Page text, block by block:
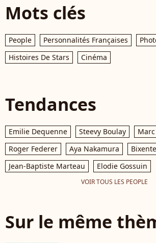
Mots clés
People Personnalités Françaises
Histoires De Stars
Cinéma
Tendances
Emilie Dequenne Steevy Boulay
Roger Federer
Aya Nakamura
Jean-Baptiste Marteau
Elodie Gossuin
VOIR TOUS LES PEOPLE
Sur le même